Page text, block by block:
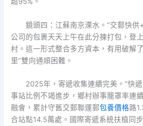
鏡頭四：江蘇南京溧水。“交郵快供
公司的包裹天天上午在此分揀打包，登
村。這一形式整合多方資本，有用破解
里”雙向通順困難。
2025年，寄遞收集連續完美。“快
事站比例不竭進步，鄉村辦事籠罩率連
融會，累計守舊交郵聯運郵包養價格路
合站點14.5萬處。國際寄遞系統扶植同